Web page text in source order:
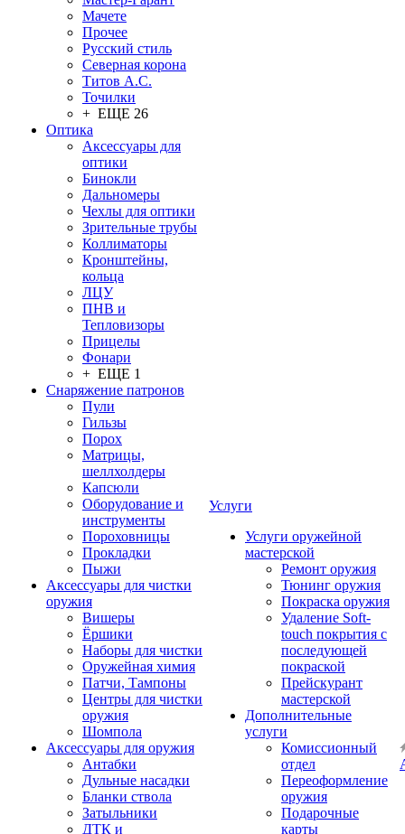
Мачете
Прочее
Русский стиль
Северная корона
Титов А.С.
Точилки
+ ЕЩЕ 26
Оптика
Аксессуары для
оптики
Бинокли
Дальномеры
Чехлы для оптики
Зрительные трубы
Коллиматоры
Кронштейны,
кольца
ЛЦУ
ПНВ и
Тепловизоры
Прицелы
Фонари
+ ЕЩЕ 1
Снаряжение патронов
Пули
Гильзы
Порох
Матрицы,
шеллхолдеры
Капсюли
Оборудование и
инструменты
Пороховницы
Прокладки
Пыжи
Аксессуары для чистки
оружия
Вишеры
Ёршики
Наборы для чистки
Оружейная химия
Патчи, Тампоны
Центры для чистки
оружия
Шомпола
Аксессуары для оружия
Антабки
Дульные насадки
Бланки ствола
Затыльники
ДТК и
Услуги
Услуги оружейной
мастерской
Ремонт оружия
Тюнинг оружия
Покраска оружия
Удаление Soft-
touch покрытия с
последующей
покраской
Прейскурант
мастерской
Дополнительные
услуги
Комиссионный
отдел
Переоформление
оружия
Подарочные
карты